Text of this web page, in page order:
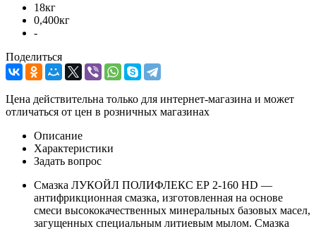
18кг
0,400кг
-
Поделиться
Цена действительна только для интернет-магазина и может
отличаться от цен в розничных магазинах
Описание
Характеристики
Задать вопрос
Смазка ЛУКОЙЛ ПОЛИФЛЕКС ЕР 2-160 HD —
антифрикционная смазка, изготовленная на основе
смеси высококачественных минеральных базовых масел,
загущенных специальным литиевым мылом. Смазка